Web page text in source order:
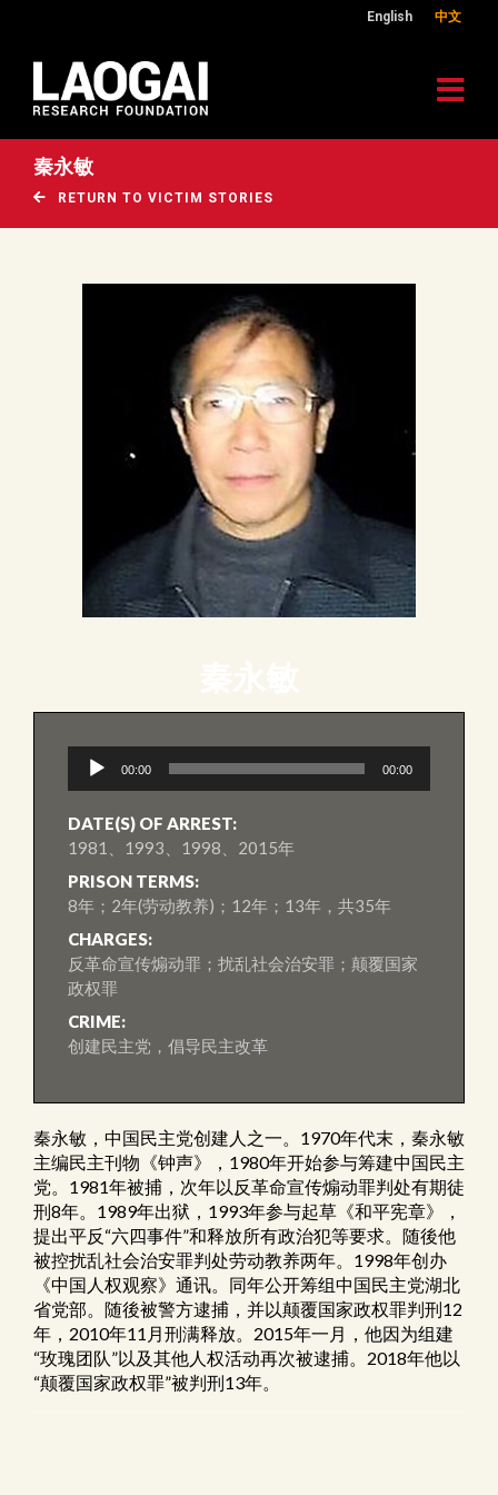
English 中文
秦永敏
RETURN TO VICTIM STORIES
放
器
00:00 00:00
DATE(S) OF ARREST:
1981、1993、1998、2015年
PRISON TERMS:
8年；2年(劳动教养)；12年；13年，共35年
CHARGES:
反革命宣传煽动罪；扰乱社会治安罪；颠覆国家
政权罪
CRIME:
创建民主党，倡导民主改革
秦永敏，中国民主党创建人之一。1970年代末，秦永敏
主编民主刊物《钟声》，1980年开始参与筹建中国民主
党。1981年被捕，次年以反革命宣传煽动罪判处有期徒
刑8年。1989年出狱，1993年参与起草《和平宪章》，
提出平反“六四事件”和释放所有政治犯等要求。随後他
被控扰乱社会治安罪判处劳动教养两年。1998年创办
《中国人权观察》通讯。同年公开筹组中国民主党湖北
省党部。随後被警方逮捕，并以颠覆国家政权罪判刑12
年，2010年11月刑满释放。2015年一月，他因为组建
“玫瑰团队”以及其他人权活动再次被逮捕。2018年他以
“颠覆国家政权罪”被判刑13年。